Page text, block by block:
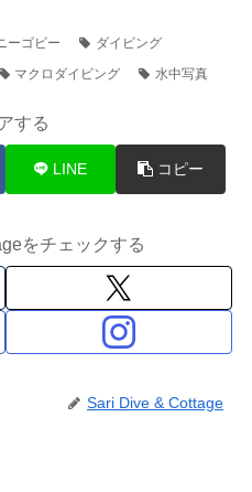
ーゴビー
ダイビング
マクロダイビング 水中写真
する
LINE コピー
をチェックする
Sari Dive & Cottage